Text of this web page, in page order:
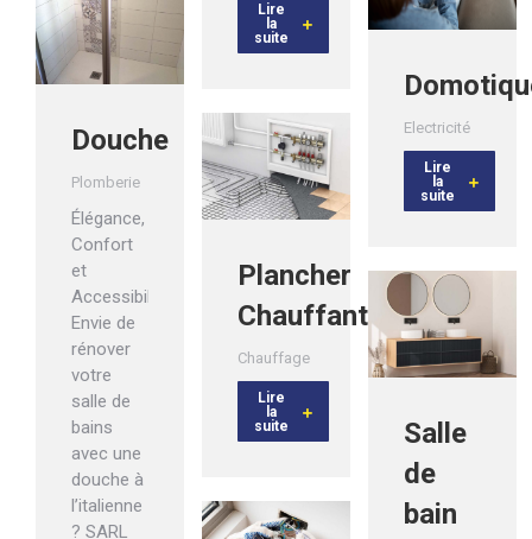
Lire
la
suite
Electricité
Lire
la
suite
Douche
Plomberie
Élégance,
Confort
et
Accessibilité
Envie de
rénover
votre
salle de
bains
avec une
douche à
l’italienne
? SARL
Plancher
Chauffant
Chauffage
Lire
la
suite
Salle
de
bain